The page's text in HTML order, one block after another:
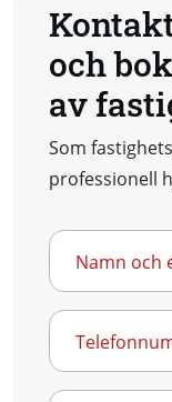
och
av
Som
professionell
Namn och